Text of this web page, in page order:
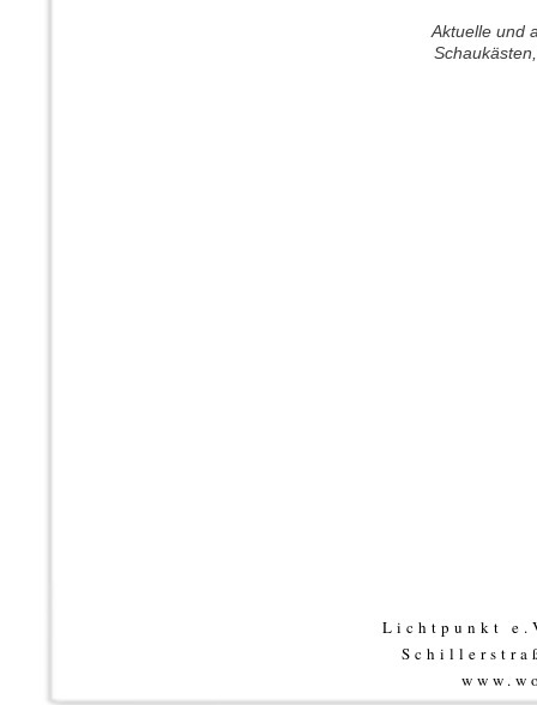
Aktuelle und
Lichtpunkt